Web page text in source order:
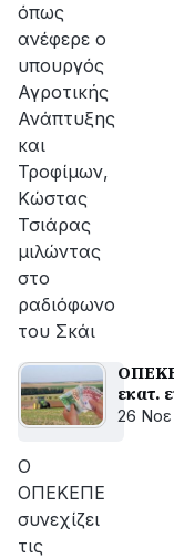
όπως
ανέφερε ο
υπουργός
Αγροτικής
Ανάπτυξης
και
Τροφίμων,
Κώστας
Τσιάρας
μιλώντας
στο
ραδιόφωνο
του Σκάι
εκατ.
26 Νοε
Ο
ΟΠΕΚΕΠΕ
συνεχίζει
τις